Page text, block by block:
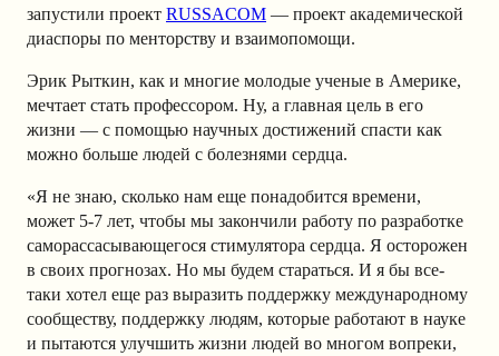
запустили проект RUSSACOM — проект академической
диаспоры по менторству и взаимопомощи.
Эрик Рыткин, как и многие молодые ученые в Америке,
мечтает стать профессором. Ну, а главная цель в его
жизни — с помощью научных достижений спасти как
можно больше людей с болезнями сердца.
«Я не знаю, сколько нам еще понадобится времени,
может 5-7 лет, чтобы мы закончили работу по разработке
саморассасывающегося стимулятора сердца. Я осторожен
в своих прогнозах. Но мы будем стараться. И я бы все-
таки хотел еще раз выразить поддержку международному
сообществу, поддержку людям, которые работают в науке
и пытаются улучшить жизни людей во многом вопреки,